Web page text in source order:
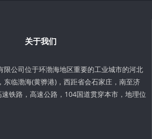
关于我们
限公司位于环渤海地区重要的工业城市的河北
东临渤海(黄骅港)，西距省会石家庄，南至济
铁路，高速公路，104国道贯穿本市，地理位